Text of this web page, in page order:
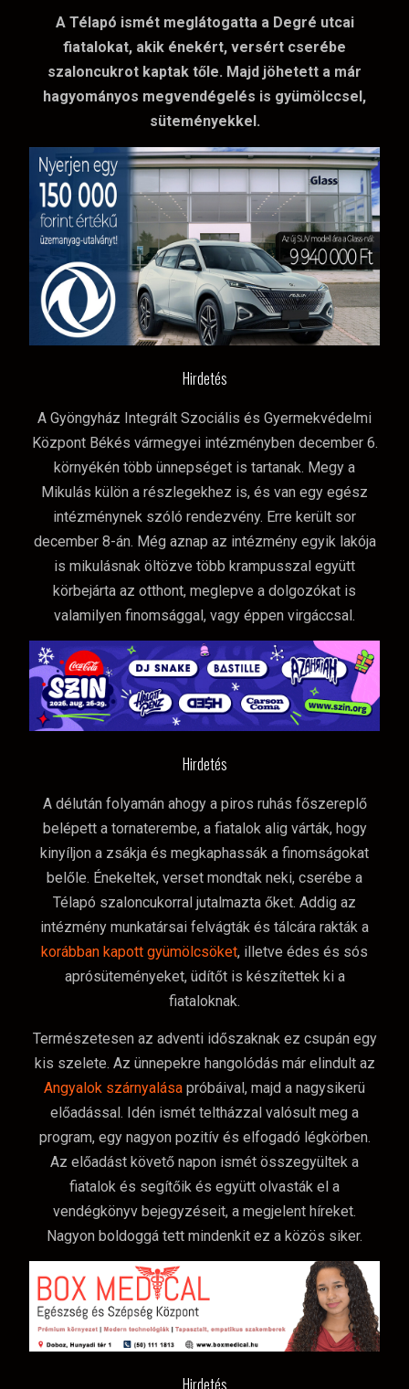
A Télapó ismét meglátogatta a Degré utcai
fiatalokat, akik énekért, versért cserébe
szaloncukrot kaptak tőle. Majd jöhetett a már
hagyományos megvendégelés is gyümölccsel,
süteményekkel.
Hirdetés
A Gyöngyház Integrált Szociális és Gyermekvédelmi
Központ Békés vármegyei intézményben december 6.
környékén több ünnepséget is tartanak. Megy a
Mikulás külön a részlegekhez is, és van egy egész
intézménynek szóló rendezvény. Erre került sor
december 8-án. Még aznap az intézmény egyik lakója
is mikulásnak öltözve több krampusszal együtt
körbejárta az otthont, meglepve a dolgozókat is
valamilyen finomsággal, vagy éppen virgáccsal.
Hirdetés
A délután folyamán ahogy a piros ruhás főszereplő
belépett a tornaterembe, a fiatalok alig várták, hogy
kinyíljon a zsákja és megkaphassák a finomságokat
belőle. Énekeltek, verset mondtak neki, cserébe a
Télapó szaloncukorral jutalmazta őket. Addig az
intézmény munkatársai felvágták és tálcára rakták a
korábban kapott gyümölcsöket, illetve édes és sós
aprósüteményeket, üdítőt is készítettek ki a
fiataloknak.
Természetesen az adventi időszaknak ez csupán egy
kis szelete. Az ünnepekre hangolódás már elindult az
Angyalok szárnyalása próbáival, majd a nagysikerü
előadással. Idén ismét teltházzal valósult meg a
program, egy nagyon pozitív és elfogadó légkörben.
Az előadást követő napon ismét összegyültek a
fiatalok és segítőik és együtt olvasták el a
vendégkönyv bejegyzéseit, a megjelent híreket.
Nagyon boldoggá tett mindenkit ez a közös siker.
Hirdetés